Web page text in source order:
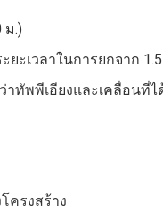
ม.)
ะเวลาในการยกจาก
ทัพพีเอียงและเคลื่อนที่
ครงสร้าง